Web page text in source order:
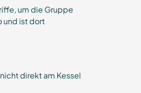
um die Gruppe
und ist dort
direkt am Kessel